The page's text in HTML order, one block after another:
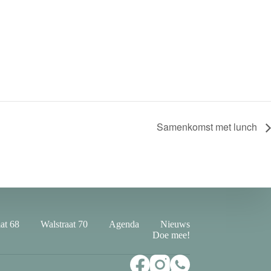
Samenkomst met lunch
68 Walstraat 70 Agenda
Nieuws
Doe mee!